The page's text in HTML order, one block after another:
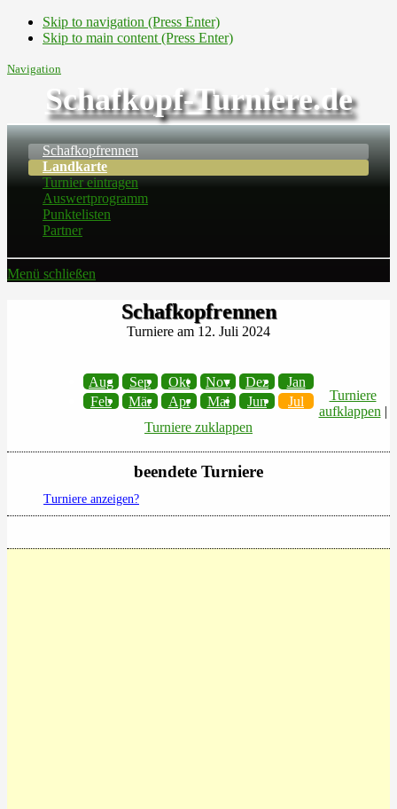
Skip to navigation (Press Enter)
Skip to main content (Press Enter)
Navigation
Schafkopf-Turniere.de
Schafkopfrennen
Landkarte
Turnier eintragen
Auswertprogramm
Punktelisten
Partner
Menü schließen
Schafkopfrennen
Turniere am 12. Juli 2024
Aug Sep Okt Nov Dez
Jan
Feb
Mär Apr Mai Jun Jul
Turniere
aufklappen |
Turniere zuklappen
beendete Turniere
Turniere anzeigen?